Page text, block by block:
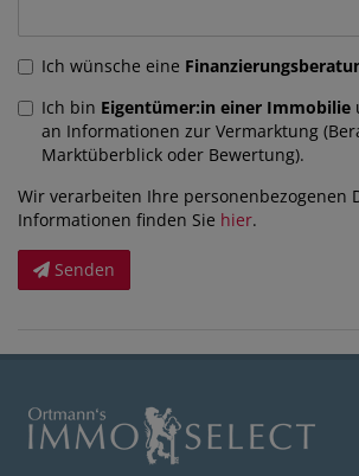
Ich wünsche eine
Ich bin Eigentümer:in einer Immobilie
an Informationen zur Vermarktung
Marktüberblick oder Bewertung).
Wir verarbeiten Ihre personenbezogenen
Informationen finden Sie hier.
Senden